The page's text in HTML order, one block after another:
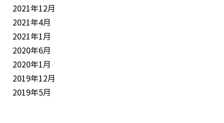
2021年12月
2021年4月
2021年1月
2020年6月
2020年1月
2019年12月
2019年5月